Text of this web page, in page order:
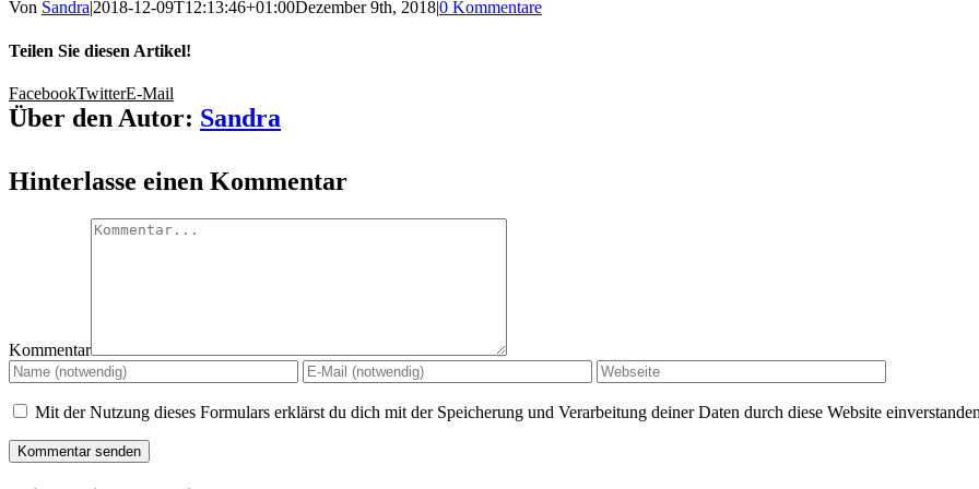
Von Sandra|2018-12-09T12:13:46+01:00Dezember 9th, 2018|0 Kommentare
Teilen Sie diesen Artikel!
FacebookTwitterE-Mail
Über den Autor: Sandra
Hinterlasse einen Kommentar
Kommentar
Mit der Nutzung dieses Formulars erklärst du dich mit der Speicherung und Verarbeitung deiner Daten durch diese Website